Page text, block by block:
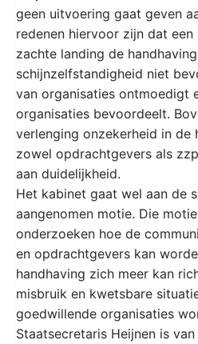
geen uitvoering gaat geven
redenen hiervoor zijn dat
zachte landing de
schijnzelfstandigheid niet
van organisaties ontmoedigt
organisaties bevoordeelt.
verlenging onzekerheid in de
zowel opdrachtgevers als
aan duidelijkheid.
Het kabinet gaat wel aan de
aangenomen motie. Die
onderzoeken hoe de
en opdrachtgevers kan
handhaving zich meer kan
misbruik en kwetsbare
goedwillende organisaties
Staatsecretaris Heijnen is